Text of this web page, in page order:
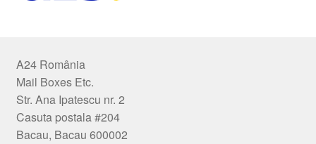
A24 România
Mail Boxes Etc.
Str. Ana Ipatescu nr. 2
Casuta postala #204
Bacau, Bacau 600002